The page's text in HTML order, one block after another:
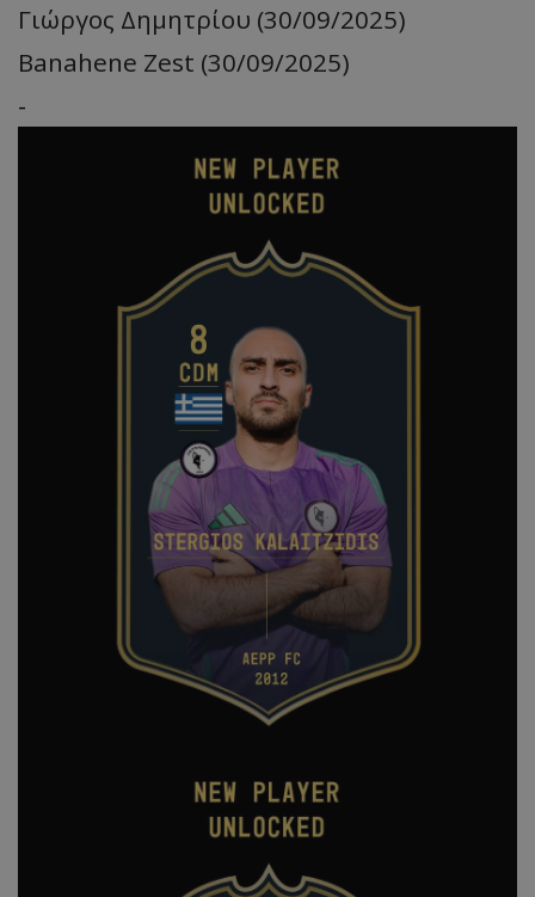
Γιώργος Δημητρίου (30/09/2025)
Banahene Zest (30/09/2025)
-